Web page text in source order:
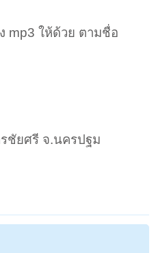
mp3 ให้ด้วย ตามชื่อ
ชัยศรี จ.นครปฐม